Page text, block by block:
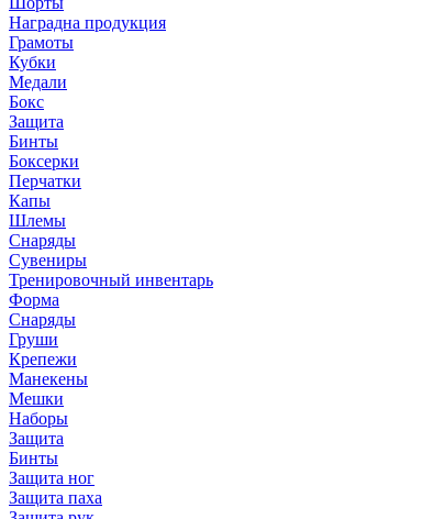
Наградна продукция
Грамоты
Кубки
Медали
Бокс
Защита
Бинты
Боксерки
Перчатки
Капы
Шлемы
Снаряды
Сувениры
Тренировочный инвентарь
Форма
Снаряды
Груши
Крепежи
Манекены
Мешки
Наборы
Защита
Бинты
Защита ног
Защита паха